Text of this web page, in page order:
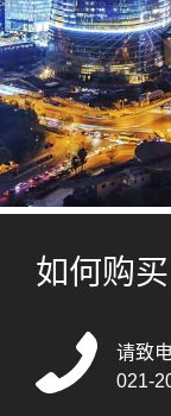
如何购买
请致
021-